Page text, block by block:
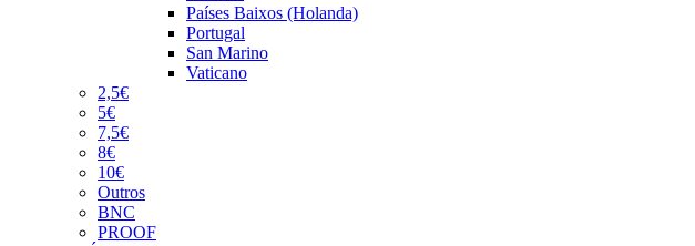
Países Baixos (Holanda)
Portugal
San Marino
Vaticano
2,5€
5€
7,5€
8€
10€
Outros
BNC
PROOF